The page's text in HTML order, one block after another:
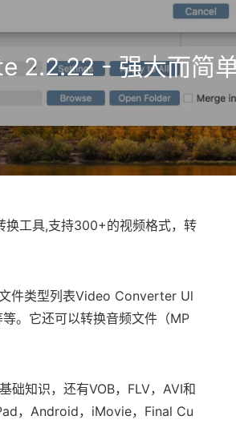
2.2.22 - 强大而简
换工具,支持300+的视频格式，转
件类型列表Video Converter Ul
。它还可以转换音频文件（MP
础知识，还有VOB，FLV，AVI和
，Android，iMovie，Final Cu